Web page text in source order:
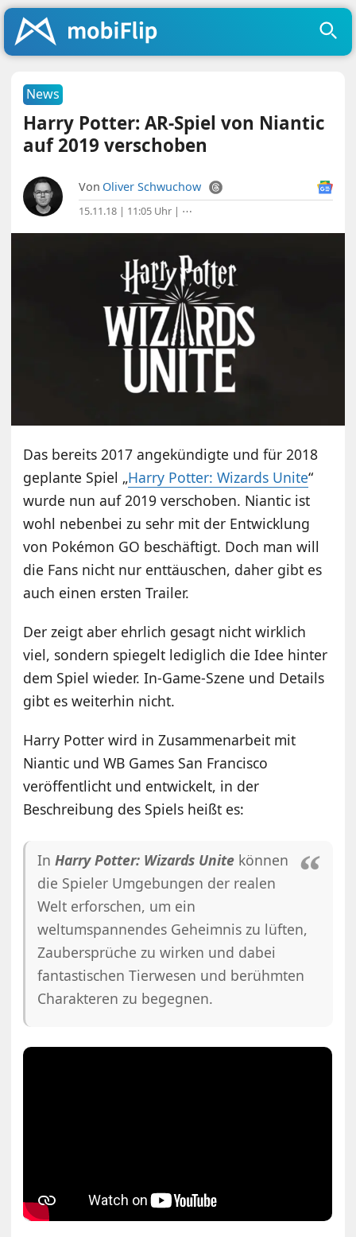
News
Harry Potter: AR-Spiel von Niantic
auf 2019 verschoben
Von Oliver Schwuchow
15.11.18 | 11:05 Uhr | ⋯
Das bereits 2017 angekündigte und für 2018
geplante Spiel „Harry Potter: Wizards Unite“
wurde nun auf 2019 verschoben. Niantic ist
wohl nebenbei zu sehr mit der Entwicklung
von Pokémon GO beschäftigt. Doch man will
die Fans nicht nur enttäuschen, daher gibt es
auch einen ersten Trailer.
Der zeigt aber ehrlich gesagt nicht wirklich
viel, sondern spiegelt lediglich die Idee hinter
dem Spiel wieder. In-Game-Szene und Details
gibt es weiterhin nicht.
Harry Potter wird in Zusammenarbeit mit
Niantic und WB Games San Francisco
veröffentlicht und entwickelt, in der
Beschreibung des Spiels heißt es:
InHarry Potter: Wizards Unite können
die Spieler Umgebungen der realen
Welt erforschen, um ein
weltumspannendes Geheimnis zu lüften,
Zaubersprüche zu wirken und dabei
fantastischen Tierwesen und berühmten
Charakteren zu begegnen.